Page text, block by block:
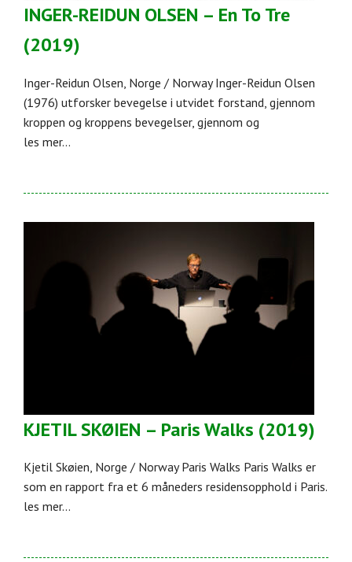
INGER-REIDUN OLSEN – En To Tre
(2019)
Inger-Reidun Olsen, Norge / Norway Inger-Reidun Olsen
(1976) utforsker bevegelse i utvidet forstand, gjennom
kroppen og kroppens bevegelser, gjennom og
les mer...
KJETIL SKØIEN – Paris Walks (2019)
Kjetil Skøien, Norge / Norway Paris Walks Paris Walks er
som en rapport fra et 6 måneders residensopphold i Paris.
les mer...